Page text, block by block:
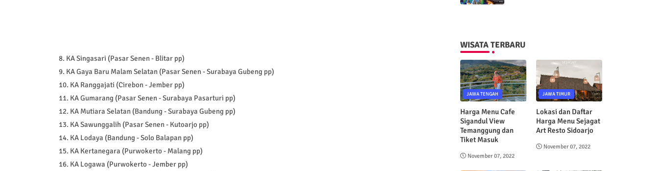
8. KA Singasari (Pasar Senen - Blitar pp)
9. KA Gaya Baru Malam Selatan (Pasar Senen - Surabaya Gubeng pp)
10. KA Ranggajati (Cirebon - Jember pp)
11. KA Gumarang (Pasar Senen - Surabaya Pasarturi pp)
12. KA Mutiara Selatan (Bandung - Surabaya Gubeng pp)
13. KA Sawunggalih (Pasar Senen - Kutoarjo pp)
14. KA Lodaya (Bandung - Solo Balapan pp)
15. KA Kertanegara (Purwokerto - Malang pp)
16. KA Logawa (Purwokerto - Jember pp)
WISATA TERBARU
JAWA TENGAH
Harga Menu Cafe
Sigandul View
Temanggung dan
Tiket Masuk
November 07, 2022
JAWA TIMUR
Lokasi dan Daftar
Harga Menu Sejagat
Art Resto Sidoarjo
November 07, 2022